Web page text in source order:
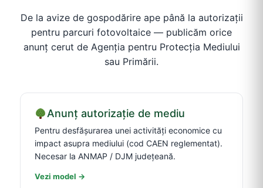
De la avize de gospodărire ape până la autorizații
pentru parcuri fotovoltaice — publicăm orice
anunț cerut de Agenția pentru Protecția Mediului
sau Primării.
Anunț autorizație de mediu
Pentru desfășurarea unei activități economice cu
impact asupra mediului (cod CAEN reglementat).
Necesar la ANMAP / DJM județeană.
Vezi model →